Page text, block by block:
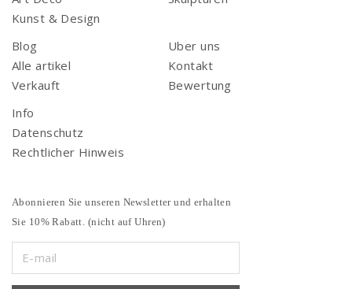
Kunst & Design
Blog
Alle artikel
Verkauft
Uber uns
Kontakt
Bewertung
Info
Datenschutz
Rechtlicher Hinweis
Abonnieren Sie unseren Newsletter und erhalten
Sie 10% Rabatt. (nicht auf Uhren)